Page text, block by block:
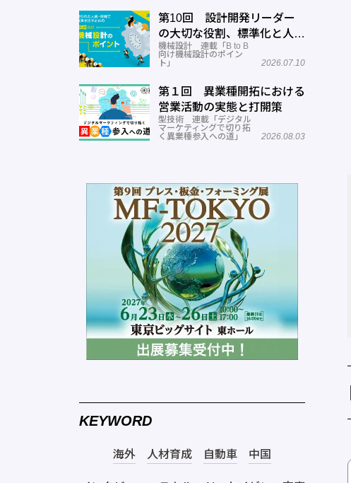
第10回 設計開発リーダー
の大切な役割、標準化と人材
育成
機械設計 連載「B to B
向け機械設計のポイン
ト」
2026.07.10
第１回 異業種開拓における
営業活動の実態と打開策
型技術 連載「デジタル
マーケティングで切り拓
く異業種参入への道」
2026.08.03
KEYWORD
海外 人材育成 自動車 中国